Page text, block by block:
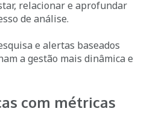
relacionar e aprofundar
de análise.
e alertas baseados
a gestão mais dinâmica e
com métricas